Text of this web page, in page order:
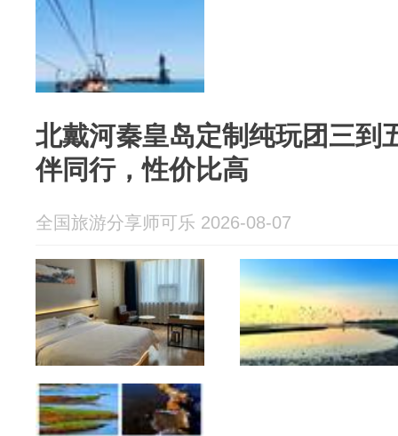
北戴河秦皇岛定制纯玩团三到
伴同行，性价比高
全国旅游分享师可乐 2026-08-07